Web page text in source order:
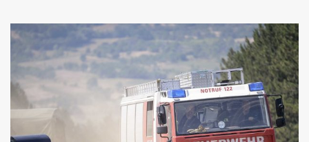
и
следење
на
патот
на
јавните